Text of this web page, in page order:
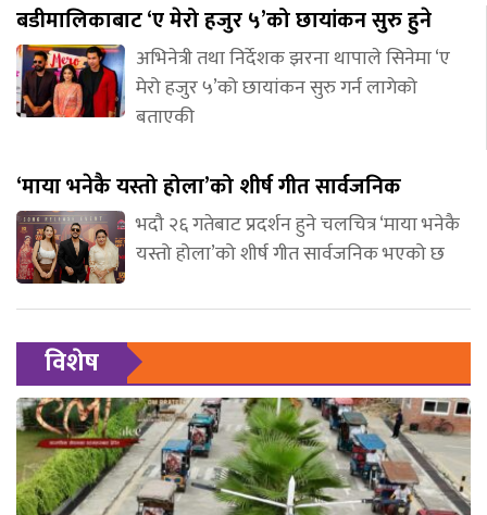
बडीमालिकाबाट ‘ए मेरो हजुर ५’को छायांकन सुरु हुने
अभिनेत्री तथा निर्देशक झरना थापाले सिनेमा ‘ए
मेरो हजुर ५’को छायांकन सुरु गर्न लागेको
बताएकी
‘माया भनेकै यस्तो होला’को शीर्ष गीत सार्वजनिक
भदौ २६ गतेबाट प्रदर्शन हुने चलचित्र ‘माया भनेकै
यस्तो होला’को शीर्ष गीत सार्वजनिक भएको छ
विशेष